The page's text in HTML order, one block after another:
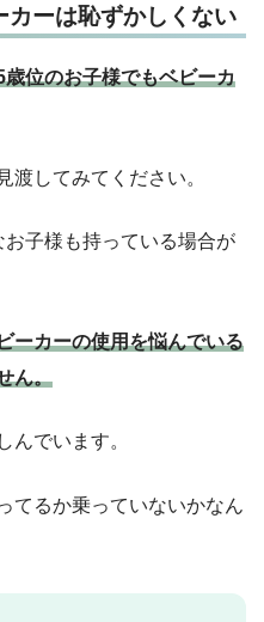
カーは恥ずかしくない
位のお子様でもベビーカ
渡してみてください。
子様も持っている場合が
ーカーの使用を悩んでいる
ん。
んでいます。
てるか乗っていないかなん